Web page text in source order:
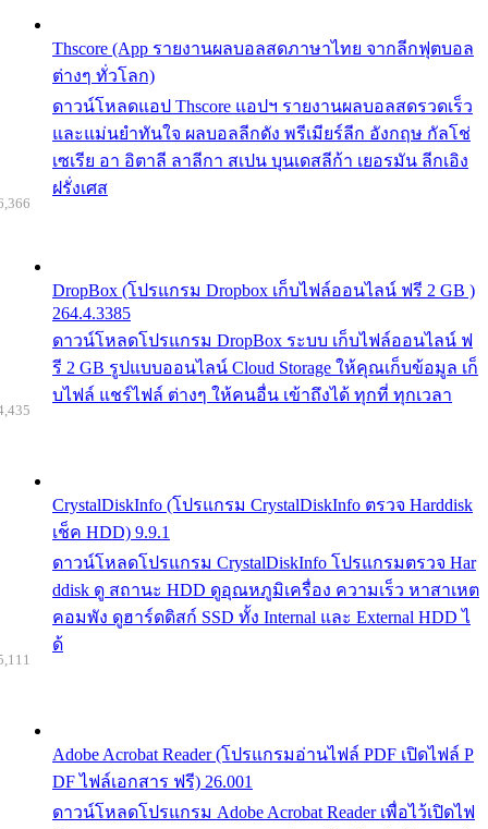
Thscore (App รายงานผลบอลสดภาษาไทย จากลีกฟุตบอล
ต่างๆ ทั่วโลก)
ดาวน์โหลดแอป Thscore แอปฯ รายงานผลบอลสดรวดเร็ว
และแม่นยำทันใจ ผลบอลลีกดัง พรีเมียร์ลีก อังกฤษ กัลโช่
เซเรีย อา อิตาลี ลาลีกา สเปน บุนเดสลีก้า เยอรมัน ลีกเอิง
ฝรั่งเศส
DropBox (โปรแกรม Dropbox เก็บไฟล์ออนไลน์ ฟรี 2 GB )
264.4.3385
ดาวน์โหลดโปรแกรม DropBox ระบบ เก็บไฟล์ออนไลน์ ฟ
รี 2 GB รูปแบบออนไลน์ Cloud Storage ให้คุณเก็บข้อมูล เก็
บไฟล์ แชร์ไฟล์ ต่างๆ ให้คนอื่น เข้าถึงได้ ทุกที่ ทุกเวลา
CrystalDiskInfo (โปรแกรม CrystalDiskInfo ตรวจ Harddisk
เช็ค HDD) 9.9.1
ดาวน์โหลดโปรแกรม CrystalDiskInfo โปรแกรมตรวจ Har
ddisk ดู สถานะ HDD ดูอุณหภูมิเครื่อง ความเร็ว หาสาเหต
คอมพัง ดูฮาร์ดดิสก์ SSD ทั้ง Internal และ External HDD ไ
ด้
Adobe Acrobat Reader (โปรแกรมอ่านไฟล์ PDF เปิดไฟล์ P
DF ไฟล์เอกสาร ฟรี) 26.001
ดาวน์โหลดโปรแกรม Adobe Acrobat Reader เพื่อไว้เปิดไฟ